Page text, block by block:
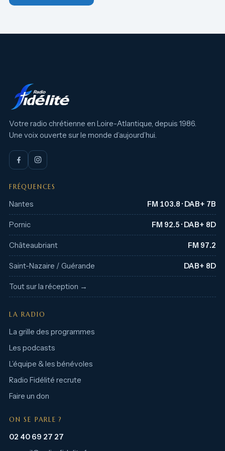
Votre radio chrétienne en Loire-Atlantique, depuis 1986.
Une voix ouverte sur le monde d’aujourd’hui.
FRÉQUENCES
Nantes FM 103.8 · DAB+ 7B
Pornic FM 92.5 · DAB+ 8D
Châteaubriant FM 97.2
Saint-Nazaire / Guérande DAB+ 8D
Tout sur la réception →
LA RADIO
La grille des programmes
Les podcasts
L’équipe & les bénévoles
Radio Fidélité recrute
Faire un don
ON SE PARLE ?
02 40 69 27 27